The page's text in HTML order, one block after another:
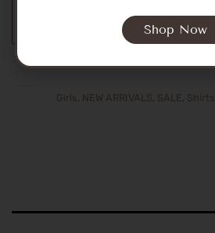
Girls, NEW ARRIVALS, SALE, Shirts
Shop Now